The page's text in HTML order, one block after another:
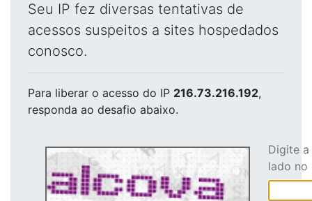
Seu IP fez diversas tentativas de
acessos suspeitos a sites hospedados
conosco.
Para liberar o acesso do IP 216.73.216.192,
responda ao desafio abaixo.
Digite
lado no